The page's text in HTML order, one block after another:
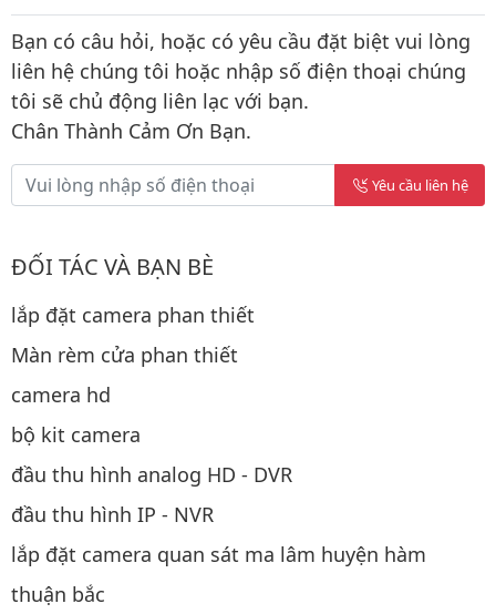
Bạn có câu hỏi, hoặc có yêu cầu đặt biệt vui lòng
liên hệ chúng tôi hoặc nhập số điện thoại chúng
tôi sẽ chủ động liên lạc với bạn.
Chân Thành Cảm Ơn Bạn.
Yêu cầu liên hệ
ĐỐI TÁC VÀ BẠN BÈ
lắp đặt camera phan thiết
Màn rèm cửa phan thiết
camera hd
bộ kit camera
đầu thu hình analog HD - DVR
đầu thu hình IP - NVR
lắp đặt camera quan sát ma lâm huyện hàm
thuận bắc